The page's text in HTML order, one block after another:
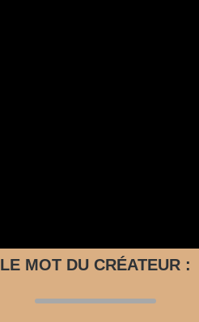
LE MOT DU CRÉATEUR :